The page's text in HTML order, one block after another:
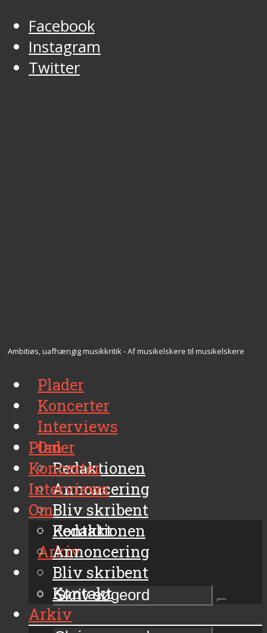
Facebook
Instagram
Twitter
Ambitiøs, uafhængig musikkritik - Af musikelskere til musikelskere
Plader
Koncerter
Interviews
Om
Redaktionen
Annoncering
Bliv skribent
Kontakt
Arkiv
Plader
Koncerter
Interviews
Om
Redaktionen
Annoncering
Bliv skribent
Kontakt
Arkiv